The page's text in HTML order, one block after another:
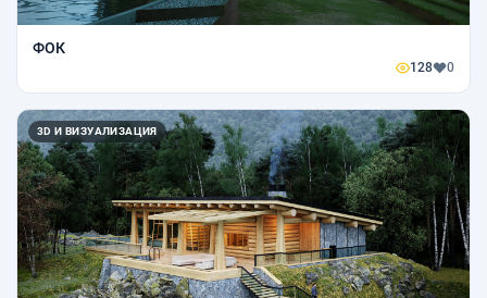
ФОК
128 0
3D И ВИЗУАЛИЗАЦИЯ